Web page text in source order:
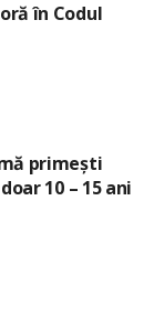
în Codul
primești
10 – 15 ani